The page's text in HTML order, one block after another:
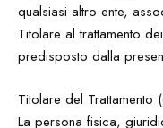
qualsiasi altro ente,
Titolare al trattamento
predisposto dalla
Titolare del Trattamento
La persona fisica,